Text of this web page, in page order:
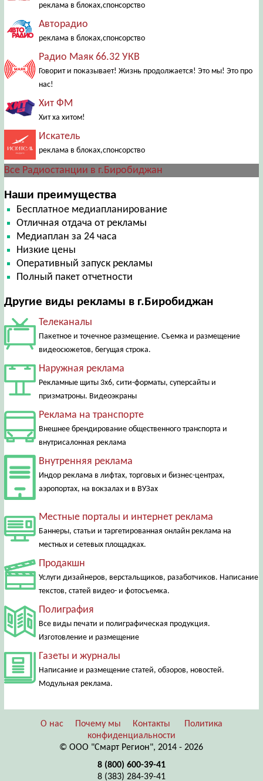
реклама в блоках,спонсорство
Авторадио
реклама в блоках,спонсорство
Радио Маяк 66.32 УКВ
Говорит и показывает! Жизнь продолжается! Это мы! Это про
нас!
Хит ФМ
Хит ха хитом!
Искатель
реклама в блоках,спонсорство
Все Радиостанции в г.Биробиджан
Наши преимущества
Бесплатное медиапланирование
Отличная отдача от рекламы
Медиаплан за 24 часа
Низкие цены
Оперативный запуск рекламы
Полный пакет отчетности
Другие виды рекламы в г.Биробиджан
Телеканалы
Пакетное и точечное размещение. Съемка и размещение
видеосюжетов, бегущая строка.
Наружная реклама
Рекламные щиты 3х6, сити-форматы, суперсайты и
призматроны. Видеоэкраны
Реклама на транспорте
Внешнее брендирование общественного транспорта и
внутрисалонная реклама
Внутренняя реклама
Индор реклама в лифтах, торговых и бизнес-центрах,
аэропортах, на вокзалах и в ВУЗах
Местные порталы и интернет реклама
Баннеры, статьи и таргетированная онлайн реклама на
местных и сетевых площадках.
Продакшн
Услуги дизайнеров, верстальщиков, разаботчиков. Написание
текстов, статей видео- и фотосъемка.
Полиграфия
Все виды печати и полиграфическая продукция.
Изготовление и размещение
Газеты и журналы
Написание и размещение статей, обзоров, новостей.
Модульная реклама.
О нас Почему мы Контакты
Политика
конфиденциальности
© ООО "Смарт Регион", 2014 - 2026
8 (800) 600-39-41
8 (383) 284-39-41